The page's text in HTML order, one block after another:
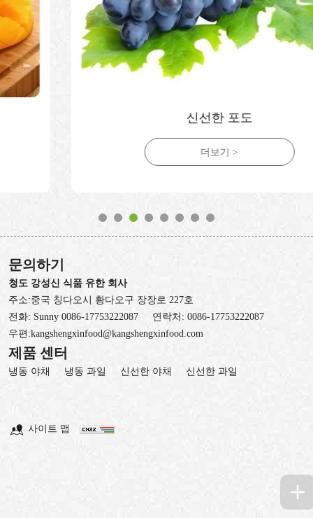
신선한 포도
더보기 >
문의하기
청도 강성신 식품 유한 회사
주소:중국 칭다오시 황다오구 장장로 227호
전화: Sunny 0086-17753222087 연락처: 0086-17753222087
우편:kangshengxinfood@kangshengxinfood.com
제품 센터
냉동 야채 냉동 과일 신선한 야채 신선한 과일
사이트 맵